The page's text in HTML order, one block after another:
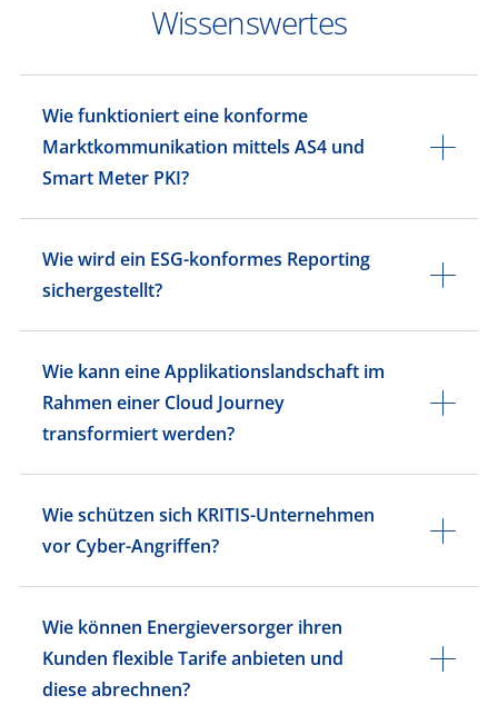
Wissenswertes
Wie funktioniert eine konforme
Marktkommunikation mittels AS4 und
Smart Meter PKI?
Wie wird ein ESG-konformes Reporting
sichergestellt?
Wie kann eine Applikationslandschaft im
Rahmen einer Cloud Journey
transformiert werden?
Wie schützen sich KRITIS-Unternehmen
vor Cyber-Angriffen?
Wie können Energieversorger ihren
Kunden flexible Tarife anbieten und
diese abrechnen?